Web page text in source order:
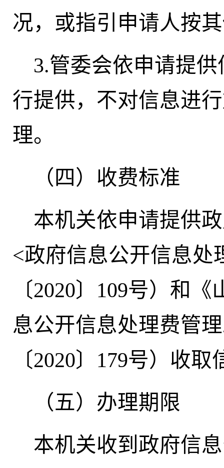
况，或指引申请人按
3.管委会依申请提
行提供，不对信息进
理。
（四）收费标准
本机关依申请提供
<政府信息公开信息处
〔2020〕109号）和
息公开信息处理费管
〔2020〕179号）收
（五）办理期限
本机关收到政府信